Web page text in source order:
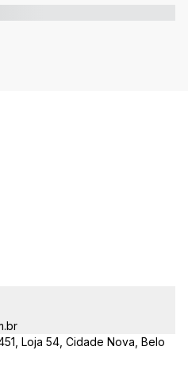
Loja 54, Cidade Nova, Belo